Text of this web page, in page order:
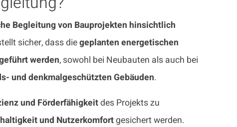
Begleitung von Bauprojekten hinsichtlich
sicher, dass diegeplanten energetischen
werden, sowohl bei Neubauten als auch bei
und denkmalgeschützten Gebäuden.
und Förderfähigkeitdes Projekts zu
und Nutzerkomfortgesichert werden.